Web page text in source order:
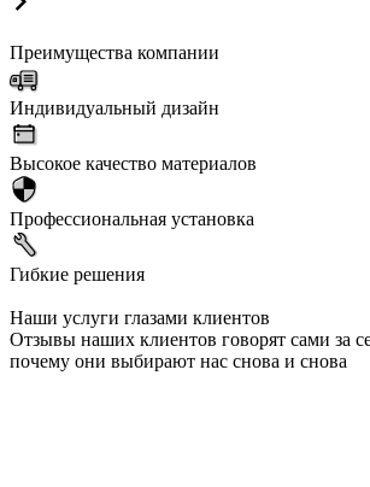
Преимущества компании
Индивидуальный дизайн
Высокое качество материалов
Профессиональная установка
Гибкие решения
Наши услуги глазами клиентов
Отзывы наших клиентов говорят сами за
почему они выбирают нас снова и снова